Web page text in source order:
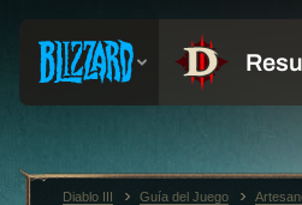
Diablo III Guía del Juego